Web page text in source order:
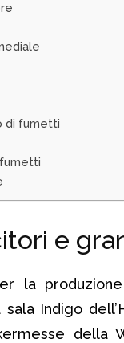
di fumetti
e
la
sala Indigo
della